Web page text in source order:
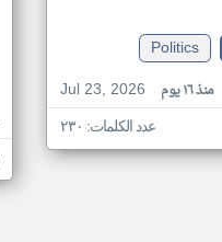
Politics
Jul 23, 2026
منذ ١٦ يوم
عدد الكلمات: ٢٣٠